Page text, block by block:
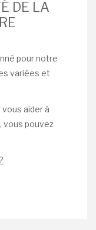
DE LA
pour notre
variées et
aider à
vous pouvez